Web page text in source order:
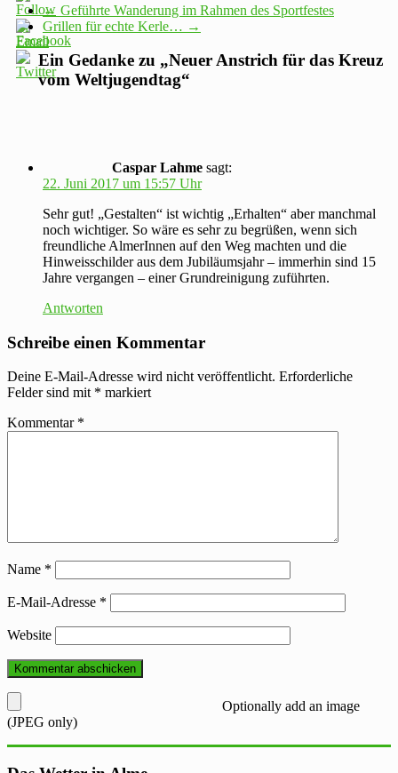
← Geführte Wanderung im Rahmen des Sportfestes
Grillen für echte Kerle… →
Ein Gedanke zu „Neuer Anstrich für das Kreuz
vom Weltjugendtag“
Caspar Lahme sagt:
22. Juni 2017 um 15:57 Uhr
Sehr gut! „Gestalten“ ist wichtig „Erhalten“ aber manchmal
noch wichtiger. So wäre es sehr zu begrüßen, wenn sich
freundliche AlmerInnen auf den Weg machten und die
Hinweisschilder aus dem Jubiläumsjahr – immerhin sind 15
Jahre vergangen – einer Grundreinigung zuführten.
Antworten
Schreibe einen Kommentar
Deine E-Mail-Adresse wird nicht veröffentlicht. Erforderliche
Felder sind mit * markiert
Kommentar *
Name *
E-Mail-Adresse *
Website
Optionally add an image
(JPEG only)